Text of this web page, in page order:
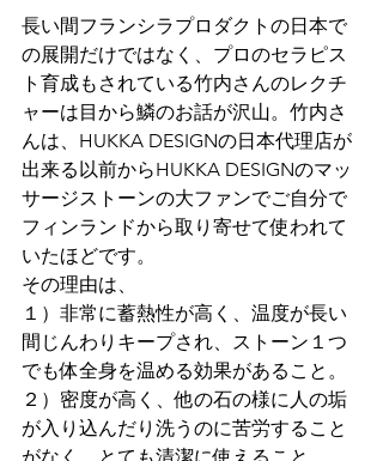
長い間フランシラプロダクトの日本で
の展開だけではなく、プロのセラピス
ト育成もされている竹内さんのレクチ
ャーは目から鱗のお話が沢山。竹内さ
んは、HUKKA DESIGNの日本代理店が
出来る以前からHUKKA DESIGNのマッ
サージストーンの大ファンでご自分で
フィンランドから取り寄せて使われて
いたほどです。
その理由は、
１）非常に蓄熱性が高く、温度が長い
間じんわりキープされ、ストーン１つ
でも体全身を温める効果があること。
２）密度が高く、他の石の様に人の垢
が入り込んだり洗うのに苦労すること